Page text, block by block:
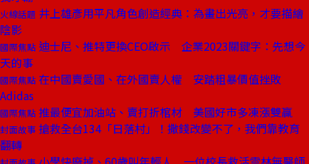
火線話題 井上雄彥用平凡角色創造經典：為畫出光亮，才要描繪
陰影
國際焦點 迪士尼、推特更換CEO啟示 企業2023關鍵字：先想今
天的事
國際焦點 在中國賣愛國、在外國賣人權 安踏粗暴價值挫敗
Adidas
國際焦點 推最便宜加油站、賣打折棺材 美國好市多凍漲雙贏
封面故事 搶救全台134「日落村」！撒錢改變不了，我們靠教育
翻轉